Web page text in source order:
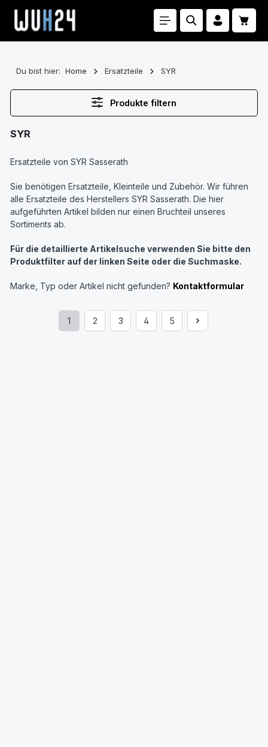
Zum Hauptinhalt springen
Du bist hier: Home Ersatzteile SYR
Produkte filtern
SYR
Ersatzteile von SYR Sasserath
Sie benötigen Ersatzteile, Kleinteile und Zubehör. Wir führen
alle Ersatzteile des Herstellers SYR Sasserath. Die hier
aufgeführten Artikel bilden nur einen Bruchteil unseres
Sortiments ab.
Für die detaillierte Artikelsuche verwenden Sie bitte den
Produktfilter auf der linken Seite oder die Suchmaske.
Marke, Typ oder Artikel nicht gefunden? Kontaktformular
Seite
1
Seite
2
Seite
3
Seite
4
Seite
5